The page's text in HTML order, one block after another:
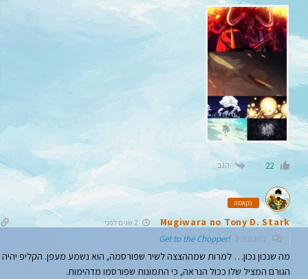
22 הגב
נקאמה
Mugiwara no Tony D. Stark
בתגובה ל!Get to the Chopper
מה שנכון נכון… למרות שמההצצה לשיר שפורסמה, הוא נשמע מעפן. הקליפ יהיה
הגורם המציל שלו ככול הנראה, כי התמונות שפורסמו מדהימות.